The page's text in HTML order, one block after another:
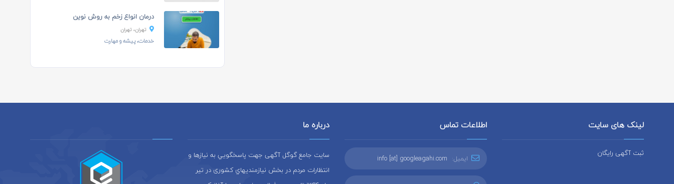
درمان انواع زخم به روش نوین
تهران، تهران
خدمات، پیشه و مهارت
لینک های سایت
ثبت آگهی رایگان
اطلاعات تماس
ایمیل: info [at] googleagahi.com
درباره ما
سایت جامع گوگل آگهی جهت پاسخگويي به نيازها و
انتظارات مردم در بخش نيازمنديهاي کشوری در تير